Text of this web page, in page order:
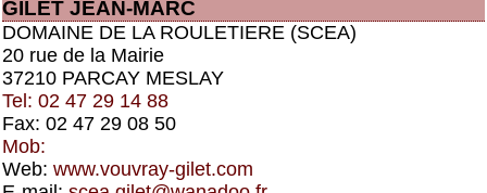
GILET JEAN-MARC
DOMAINE DE LA ROULETIERE (SCEA)
20 rue de la Mairie
37210 PARCAY MESLAY
Tel: 02 47 29 14 88
Fax: 02 47 29 08 50
Mob:
Web: www.vouvray-gilet.com